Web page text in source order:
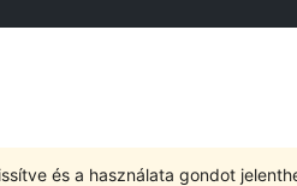
és a használata gondot